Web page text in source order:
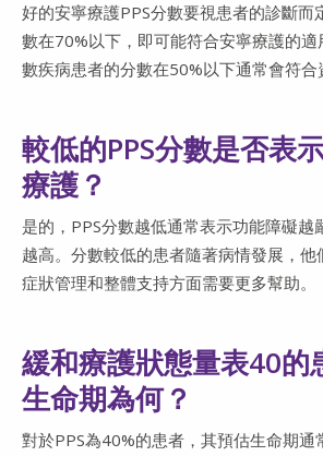
好的安寧療護PPS分數要視患者的診斷而
數在70%以下，即可能符合安寧療護的
數疾病患者的分數在50%以下通常會符合
較低的PPS分數是否表
療護？
是的，PPS分數越低通常表示功能障礙越
越高。分數較低的患者隨著病情發展，他
症狀管理和整體支持方面需要更多幫助。
緩和療護狀態量表40的
生命期為何？
對於PPS為40%的患者，其預估生命期通